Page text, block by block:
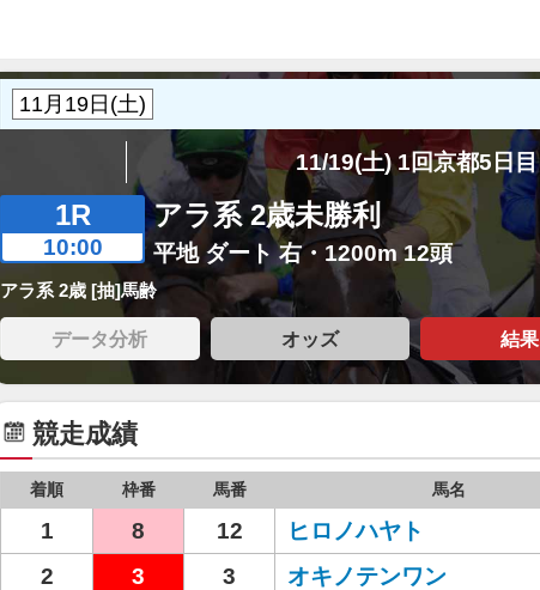
11/19(土) 1回京都5日目
1R
10:00
アラ系 2歳未勝利
平地 ダート 右・1200m 12頭
アラ系 2歳 [抽]馬齢
データ分析 オッズ 結果
競走成績
着順 枠番 馬番 馬名
1 8 12 ヒロノハヤト
2
3 3 オキノテンワン